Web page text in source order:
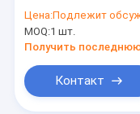
видеопередатчик
Дальнего радиуса
действия
приемник 1000mW
RF мощность
Цена:Подлежит
MOQ:1 шт.
Получить последнюю
Контакт